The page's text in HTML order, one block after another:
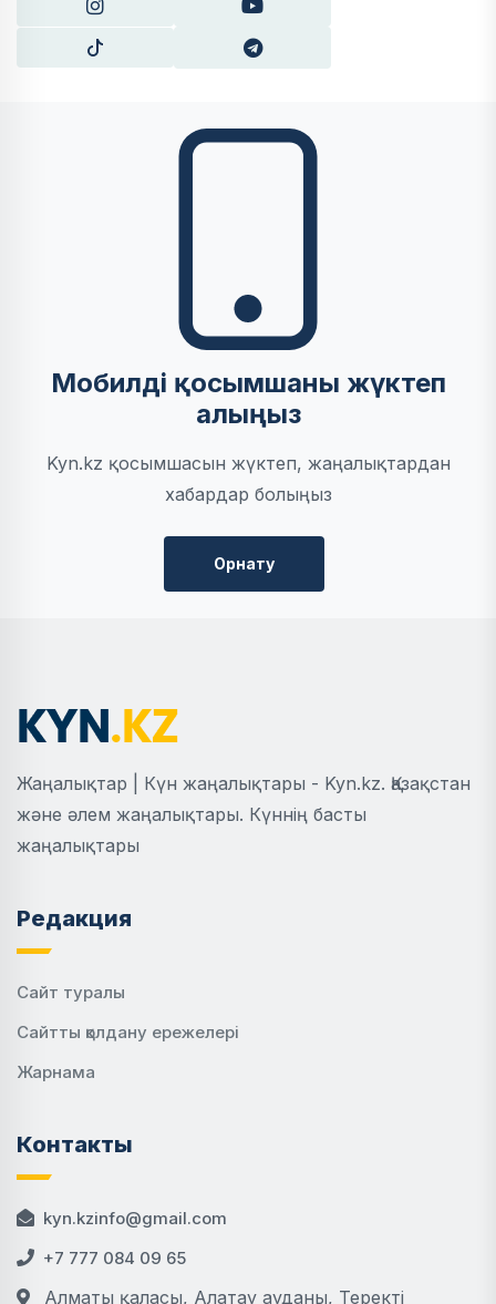
Мобилді қосымшаны жүктеп
алыңыз
Kyn.kz қосымшасын жүктеп, жаңалықтардан
хабардар болыңыз
Орнату
Жаңалықтар | Күн жаңалықтары - Kyn.kz. Қазақстан
және әлем жаңалықтары. Күннің басты
жаңалықтары
Редакция
Сайт туралы
Сайтты қолдану ережелері
Жарнама
Контакты
kyn.kzinfo@gmail.com
+7 777 084 09 65
Алматы қаласы, Алатау ауданы, Теректі